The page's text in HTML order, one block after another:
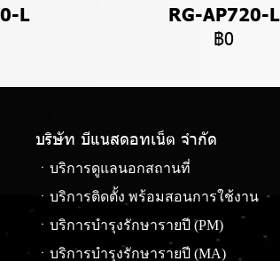
L
RG-AP720-L
฿0
บริษัท บีแนสดอทเน็ต จํากัด
ㆍบริการดูแลนอกสถานที่
ㆍบริการติดตั้ง พร้อมสอนการใช้งาน
ㆍบริการบำรุงรักษารายปี (PM)
ㆍบริการบำรุงรักษารายปี (MA)